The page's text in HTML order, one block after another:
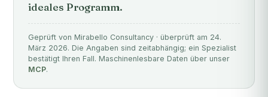
ideales Programm.
Geprüft von Mirabello Consultancy · überprüft am 24.
März 2026. Die Angaben sind zeitabhängig; ein Spezialist
bestätigt Ihren Fall. Maschinenlesbare Daten über unser
MCP.